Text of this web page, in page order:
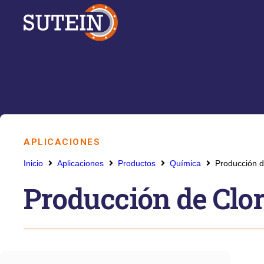
APLICACIONES
Inicio Aplicaciones Productos Química Producción
Producción de